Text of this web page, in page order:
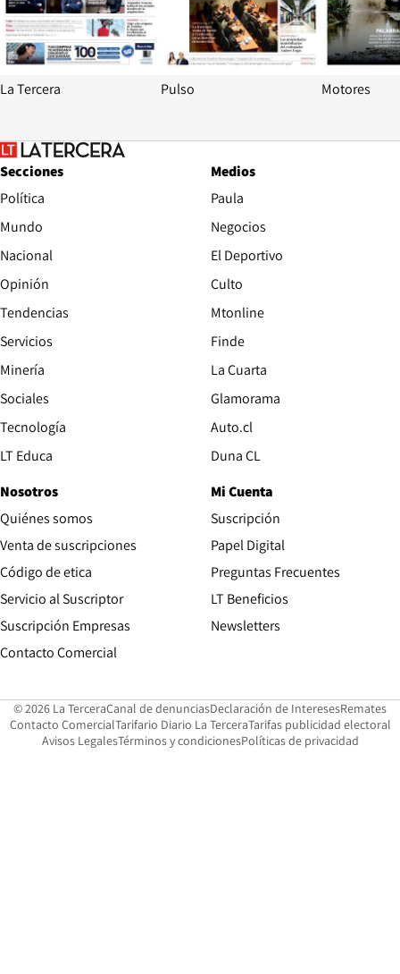
La Tercera Pulso Motores
Secciones
Política
Mundo
Nacional
Opinión
Tendencias
Servicios
Minería
Sociales
Tecnología
LT Educa
Medios
Paula
Negocios
El Deportivo
Culto
Mtonline
Finde
La Cuarta
Glamorama
Auto.cl
Duna CL
Nosotros
Quiénes somos
Venta de suscripciones
Código de etica Opens in new window
Servicio al Suscriptor
Suscripción Empresas
Contacto Comercial
Mi Cuenta
Suscripción
Papel Digital
Preguntas Frecuentes
LT Beneficios
Newsletters
© 2026 La TerceraCanal de denunciasOpens in new window
Declaración de InteresesOpens in
Remates
Contacto ComercialOpens in new window
Tarifario Diario La TerceraOpens in new window
Tarifas publicidad electoral
Avisos LegalesOpens in new window
Términos y condicionesPolíticas de privacidad